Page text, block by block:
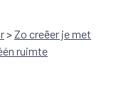
>Zo creëer je met
ruimte